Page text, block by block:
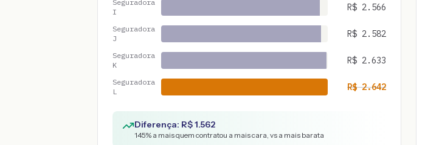
Seguradora
I
R$ 2.566
Seguradora
J
R$ 2.582
Seguradora
K
R$ 2.633
Seguradora
L
R$2.642
Diferença: R$1.562
145% a mais quem contratou a mais cara, vs a mais barata